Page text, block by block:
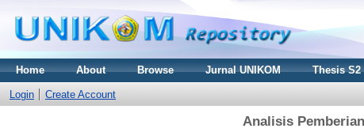
Home About Browse Jurnal UNIKOM Thesis S2
Login Create Account
Analisis